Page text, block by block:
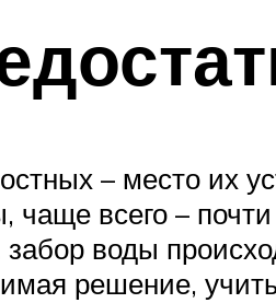
– место их
всего –
воды
решение,